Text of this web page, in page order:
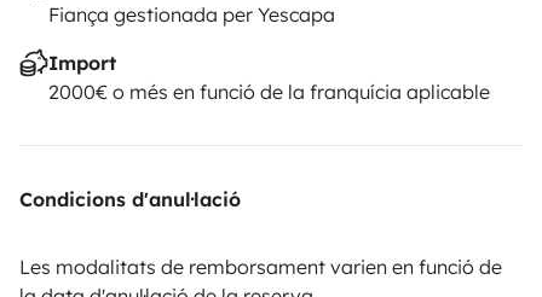
Fiança gestionada per Yescapa
Import
2000€ o més en funció de la franquícia aplicable
Condicions d'anul·lació
Les modalitats de remborsament varien en funció de